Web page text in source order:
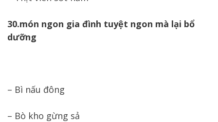
30.món ngon gia đình tuyệt ngon mà lại bổ
dưỡng
– Bì nấu đông
– Bò kho gừng sả